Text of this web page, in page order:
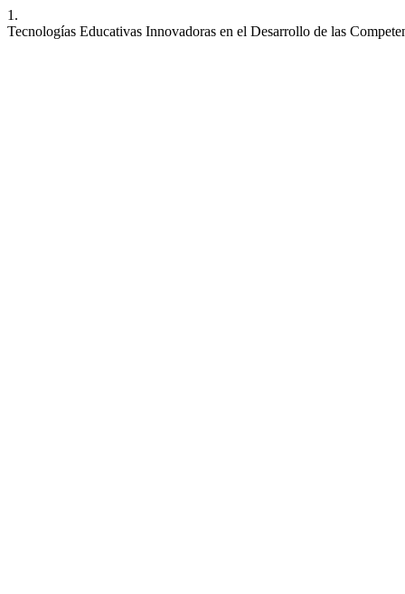
1.
Tecnologías Educativas Innovadoras en el Desarrollo de las